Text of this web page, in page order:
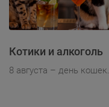
Котики и алкоголь
8 августа – день кошек.